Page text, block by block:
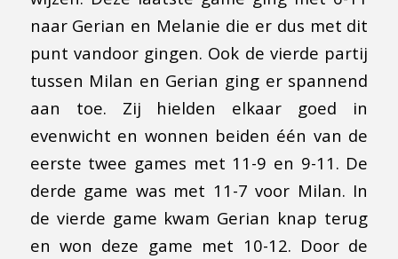
naar Gerian en Melanie die er dus met dit
punt vandoor gingen. Ook de vierde partij
tussen Milan en Gerian ging er spannend
aan toe. Zij hielden elkaar goed in
evenwicht en wonnen beiden één van de
eerste twee games met 11-9 en 9-11. De
derde game was met 11-7 voor Milan. In
de vierde game kwam Gerian knap terug
en won deze game met 10-12. Door de